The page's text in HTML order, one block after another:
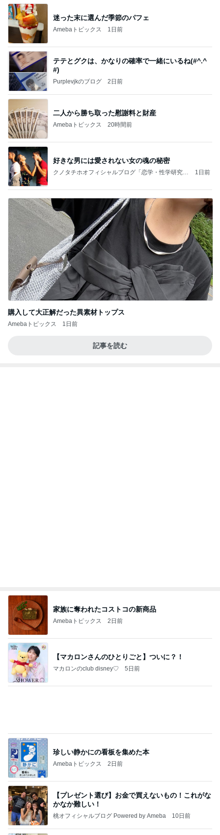
迷った末に選んだ季節のパフェ
Amebaトピックス 1日前
テテとグクは、かなりの確率で一緒にいるね(#^.^
#)
Purplevjkのブログ 2日前
二人から勝ち取った慰謝料と財産
Amebaトピックス 20時間前
好きな男には愛されない女の魂の秘密
クノタチホオフィシャルブログ「恋学・性学研究
1日前
購入して大正解だった異素材トップス
Amebaトピックス 1日前
記事を読む
家族に奪われたコストコの新商品
Amebaトピックス 2日前
【マカロンさんのひとりごと】ついに？！
マカロンのclub disney♡ 5日前
珍しい静かにの看板を集めた本
Amebaトピックス 2日前
【プレゼント選び】お金で買えないもの！これがな
かなか難しい！
桃オフィシャルブログ Powered by Ameba 10日前